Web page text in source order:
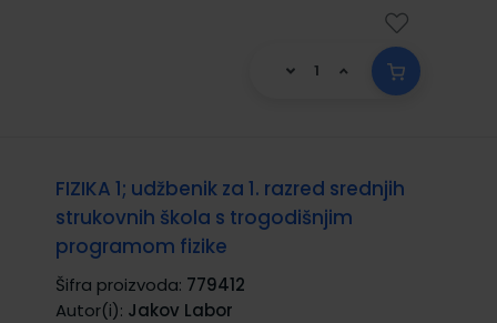
FIZIKA 1; udžbenik za 1. razred srednjih
strukovnih škola s trogodišnjim
programom fizike
Šifra proizvoda: 779412
Autor(i): Jakov Labor